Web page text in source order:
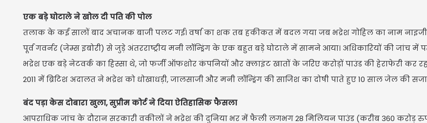
एक बड़े घोटाले ने खोल दी पति की पोल
तलाक के कई सालों बाद अचानक बाजी पलट गई। वर्षा का शक तब हकीकत में बदल गया जब भद्रेश गोहिल का नाम
पूर्व गवर्नर (जेम्स इबोरी) से जुड़े अंतरराष्ट्रीय मनी लॉन्ड्रिंग के एक बहुत बड़े घोटाले में सामने आया। अधिकारियों की जांच में
भद्रेश एक बड़े नेटवर्क का हिस्सा थे, जो फर्जी ऑफशोर कंपनियों और क्लाइंट खातों के जरिए करोड़ों पाउंड की हेराफेरी कर
2011 में ब्रिटिश अदालत ने भद्रेश को धोखाधड़ी, जालसाजी और मनी लॉन्ड्रिंग की साजिश का दोषी पाते हुए 10 साल जेल की सजा
बंद पड़ा केस दोबारा खुला, सुप्रीम कोर्ट ने दिया ऐतिहासिक फैसला
आपराधिक जांच के दौरान सरकारी वकीलों ने भद्रेश की दुनिया भर में फैली लगभग 28 मिलियन पाउंड (करीब 360 करोड़